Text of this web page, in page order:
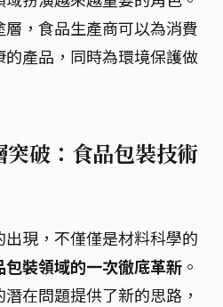
，食品生產商可以為消費
產品，同時為環境保護做
破：食品包裝技術
現，不僅僅是材料科學的
包裝領域的一次徹底革新 。
在問題提供了新的思路，